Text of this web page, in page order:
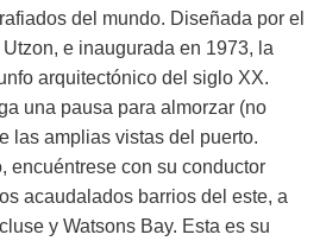
del mundo. Diseñada por el
e inaugurada en 1973, la
arquitectónico del siglo XX.
una pausa para almorzar (no
las amplias vistas del puerto.
encuéntrese con su conductor
acaudalados barrios del este, a
y Watsons Bay. Esta es su